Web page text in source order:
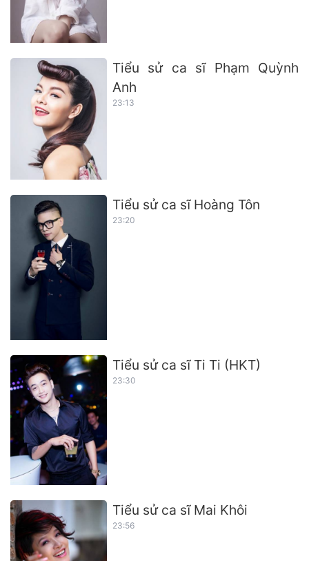
Tiểu sử ca sĩ Phạm Quỳnh
Anh
23:13
Tiểu sử ca sĩ Hoàng Tôn
23:20
Tiểu sử ca sĩ Ti Ti (HKT)
23:30
Tiểu sử ca sĩ Mai Khôi
23:56